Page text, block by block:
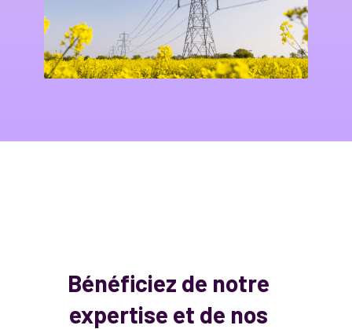
Bénéficiez de notre
expertise et de nos